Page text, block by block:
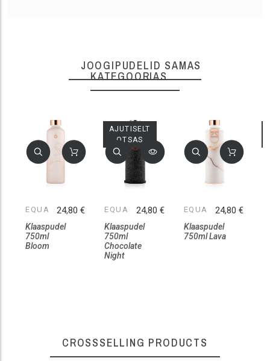
JOOGIPUDELID SAMAS
KATEGOORIAS
EQUA
Klaaspudel
750ml
Bloom
24,80 € EQUA
Klaaspudel
750ml
Chocolate
Night
24,80 €
AJUTISELT
OTSAS
EQUA
Klaaspudel
750ml Lava
24,80 €
CROSSSELLING PRODUCTS